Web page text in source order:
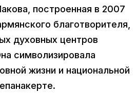
построенная в 2007
благотворителя,
духовных центров
символизировала
жизни и национальной